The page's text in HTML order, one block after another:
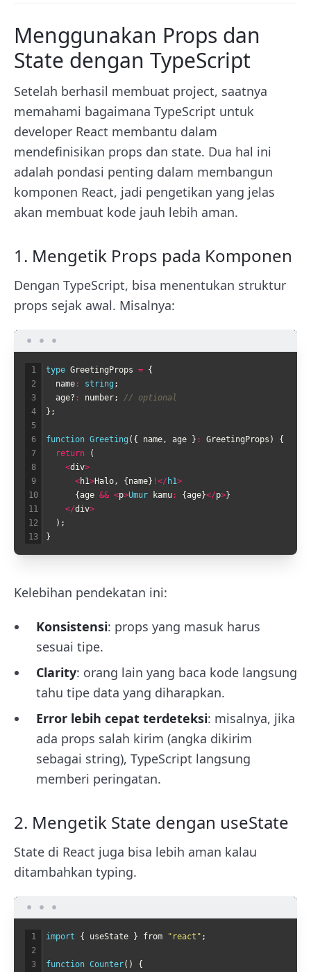
Menggunakan Props dan
State dengan TypeScript
Setelah berhasil membuat project, saatnya
memahami bagaimana TypeScript untuk
developer React membantu dalam
mendefinisikan props dan state. Dua hal ini
adalah pondasi penting dalam membangun
komponen React, jadi pengetikan yang jelas
akan membuat kode jauh lebih aman.
1. Mengetik Props pada Komponen
Dengan TypeScript, bisa menentukan struktur
props sejak awal. Misalnya:
1
2
3
4
5
6
7
8
9
10
11
12
13
type GreetingProps = {
name: string ;
age? : number;
// optional
} ;
function Greeting ( { name , age } : GreetingProps )
{
return
(
<div>
<h1>Halo , {name} !</ h1>
{age && <p>Umur kamu: {age}</p>}
</div>
) ;
}
Kelebihan pendekatan ini:
Konsistensi: props yang masuk harus
sesuai tipe.
Clarity: orang lain yang baca kode langsung
tahu tipe data yang diharapkan.
Error lebih cepat terdeteksi: misalnya, jika
ada props salah kirim (angka dikirim
sebagai string), TypeScript langsung
memberi peringatan.
2. Mengetik State dengan useState
State di React juga bisa lebih aman kalau
ditambahkan typing.
1
2
3
import { useState } from "react" ;
function Counter( )
{